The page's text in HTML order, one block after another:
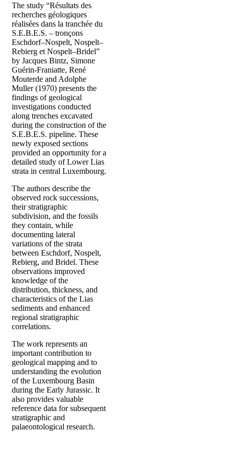
The study “Résultats des
recherches géologiques
réalisées dans la tranchée du
S.E.B.E.S. – tronçons
Eschdorf–Nospelt, Nospelt–
Rebierg et Nospelt–Bridel”
by Jacques Bintz, Simone
Guérin-Franiatte, René
Mouterde and Adolphe
Muller (1970) presents the
findings of geological
investigations conducted
along trenches excavated
during the construction of the
S.E.B.E.S. pipeline. These
newly exposed sections
provided an opportunity for a
detailed study of Lower Lias
strata in central Luxembourg.
The authors describe the
observed rock successions,
their stratigraphic
subdivision, and the fossils
they contain, while
documenting lateral
variations of the strata
between Eschdorf, Nospelt,
Rebierg, and Bridel. These
observations improved
knowledge of the
distribution, thickness, and
characteristics of the Lias
sediments and enhanced
regional stratigraphic
correlations.
The work represents an
important contribution to
geological mapping and to
understanding the evolution
of the Luxembourg Basin
during the Early Jurassic. It
also provides valuable
reference data for subsequent
stratigraphic and
palaeontological research.